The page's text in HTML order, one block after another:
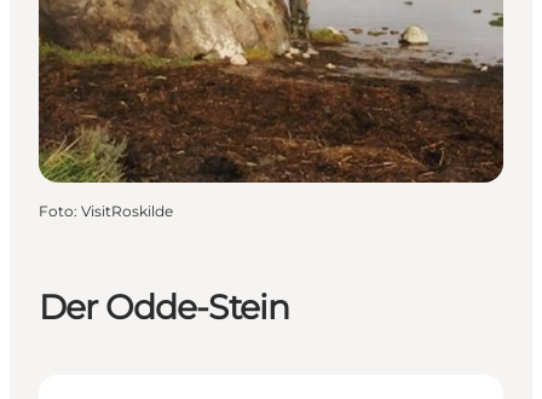
Unterkünfte
Reiseplanung
Der Odde-Stein
Foto: VisitRoskilde